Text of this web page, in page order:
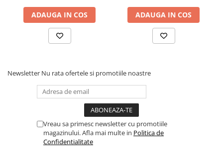
Instrumente cu arcus
Instrumente de percutie
Instrumente de suflat
Accesorii Pick-up si Vinyl
Case-uri DJ
CD Playere DJ
ADAUGA IN COS ADAUGA IN COS
Newsletter Nu rata ofertele si promotiile noastre
Vreau sa primesc newsletter cu promotiile
magazinului. Afla mai multe in Politica de
Confidentialitate